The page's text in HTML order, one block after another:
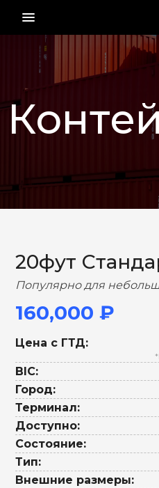
menu_vert
НАЗАД
20фут
Популярно для
160,000 ₽
Цена с ГТД:
BIC:
Город:
Терминал:
Доступно:
Состояние:
Тип:
Внешние размеры: